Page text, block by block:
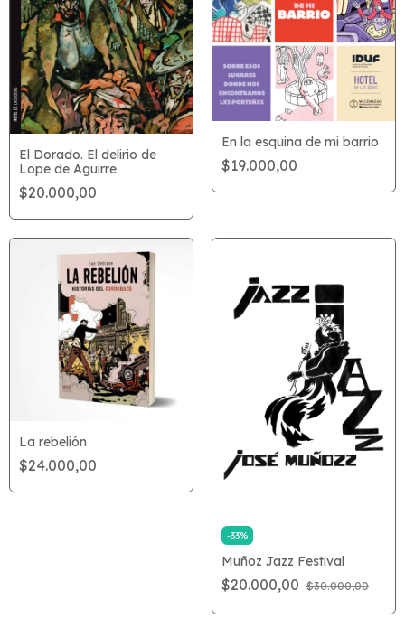
El Dorado. El delirio de
Lope de Aguirre
$20.000,00
En la esquina de mi barrio
$19.000,00
La rebelión
$24.000,00
-33%
Muñoz Jazz Festival
$20.000,00 $30.000,00